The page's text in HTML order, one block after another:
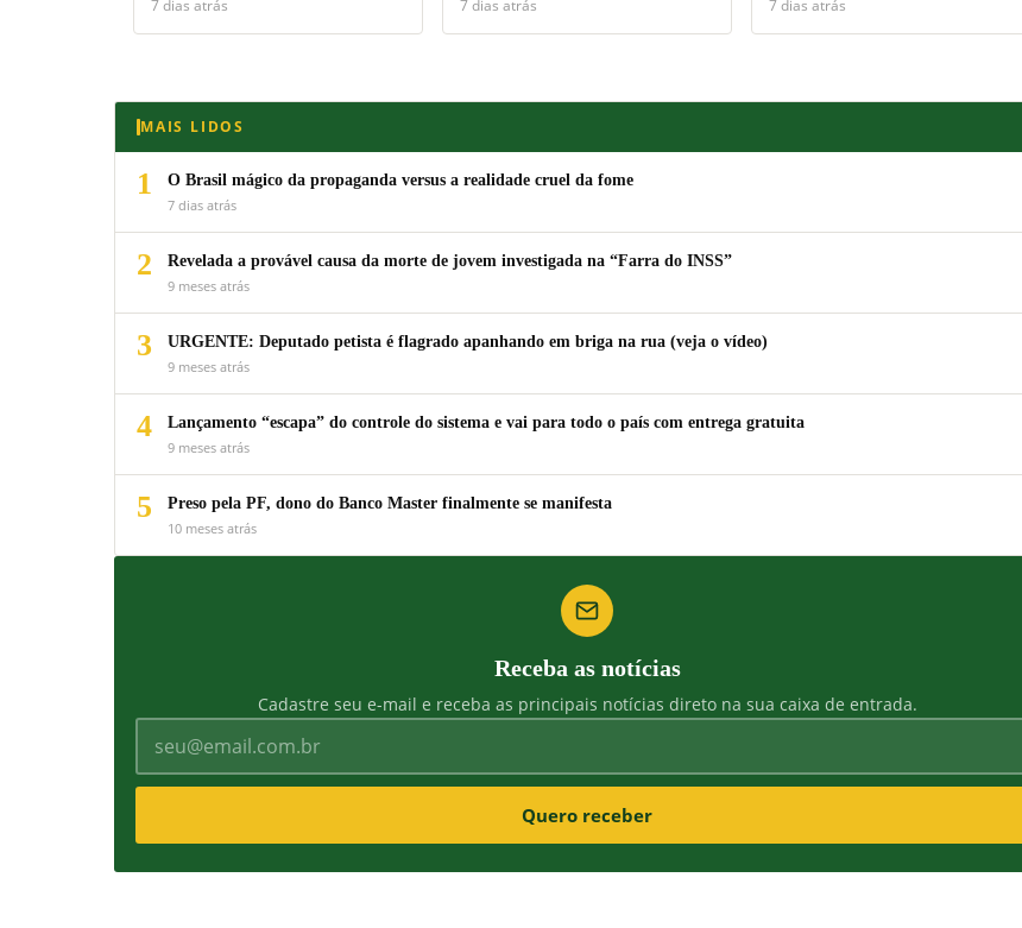
7 dias atrás 7 dias atrás 7 dias atrás
MAIS LIDOS
1
O Brasil mágico da propaganda versus a realidade cruel da fome
7 dias atrás
2
Revelada a provável causa da morte de jovem investigada na “Farra do INSS”
9 meses atrás
3
URGENTE: Deputado petista é flagrado apanhando em briga na rua (veja o vídeo)
9 meses atrás
4
Lançamento “escapa” do controle do sistema e vai para todo o país com entrega gratuita
9 meses atrás
5
Preso pela PF, dono do Banco Master finalmente se manifesta
10 meses atrás
Receba as notícias
Cadastre seu e-mail e receba as principais notícias direto na sua caixa de entrada.
Quero receber